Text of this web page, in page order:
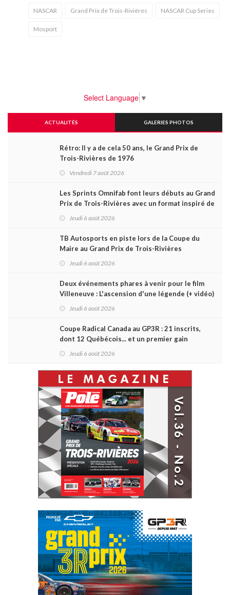
NASCAR Grand Prix de Trois-Rivières NASCAR Cup Series
Mosport
Select Language ▼
ACTUALITÉS GALERIES PHOTOS
Rétro: Il y a de cela 50 ans, le Grand Prix de
Trois-Rivières de 1976
Vendredi 7 août 2026
Les Sprints Omnifab font leurs débuts au Grand
Prix de Trois-Rivières avec un format inspiré de
Jeudi 6 août 2026
TB Autosports en piste lors de la Coupe du
Maire au Grand Prix de Trois-Rivières
Jeudi 6 août 2026
Deux événements phares à venir pour le film
Villeneuve : L'ascension d'une légende (+ vidéo)
Jeudi 6 août 2026
Coupe Radical Canada au GP3R : 21 inscrits,
dont 12 Québécois... et un premier gain
Jeudi 6 août 2026